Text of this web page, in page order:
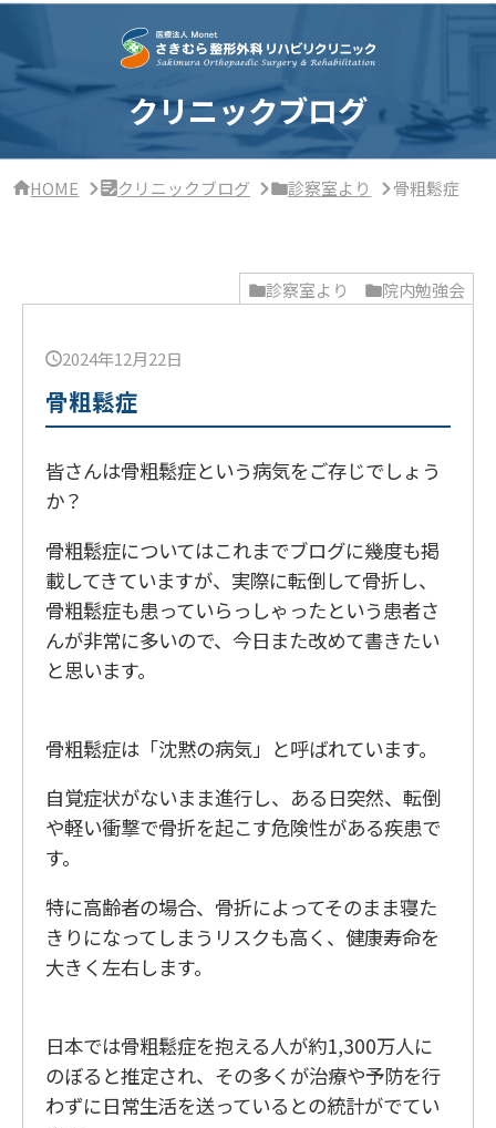
サ
ド
ー・
クリニックブログ
HOME クリニックブログ 診察室より 骨粗鬆症
診察室より 院内勉強会
2024年12月22日
骨粗鬆症
皆さんは骨粗鬆症という病気をご存じでしょう
か？
骨粗鬆症についてはこれまでブログに幾度も掲
載してきていますが、実際に転倒して骨折し、
骨粗鬆症も患っていらっしゃったという患者さ
んが非常に多いので、今日また改めて書きたい
と思います。
骨粗鬆症は「沈黙の病気」と呼ばれています。
自覚症状がないまま進行し、ある日突然、転倒
や軽い衝撃で骨折を起こす危険性がある疾患で
す。
特に高齢者の場合、骨折によってそのまま寝た
きりになってしまうリスクも高く、健康寿命を
大きく左右します。
日本では骨粗鬆症を抱える人が約1,300万人に
のぼると推定され、その多くが治療や予防を行
わずに日常生活を送っているとの統計がでてい